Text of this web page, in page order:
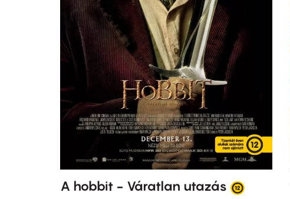
A hobbit - Váratlan utazás